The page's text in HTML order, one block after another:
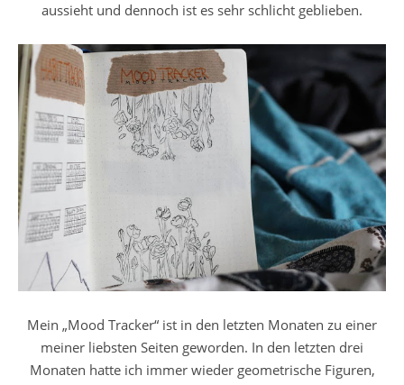
aussieht und dennoch ist es sehr schlicht geblieben.
Mein „Mood Tracker“ ist in den letzten Monaten zu einer
meiner liebsten Seiten geworden. In den letzten drei
Monaten hatte ich immer wieder geometrische Figuren,